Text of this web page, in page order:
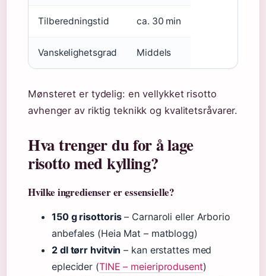
Tilberedningstid ca. 30 min
Vanskelighetsgrad Middels
Mønsteret er tydelig: en vellykket risotto
avhenger av riktig teknikk og kvalitetsråvarer.
Hva trenger du for å lage
risotto med kylling?
Hvilke ingredienser er essensielle?
150 g risottoris– Carnaroli eller Arborio
anbefales (Heia Mat – matblogg)
2 dl tørr hvitvin – kan erstattes med
eplecider (TINE – meieriprodusent)